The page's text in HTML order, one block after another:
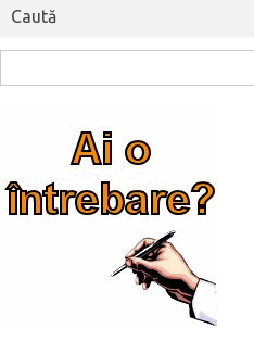
Caută
după: